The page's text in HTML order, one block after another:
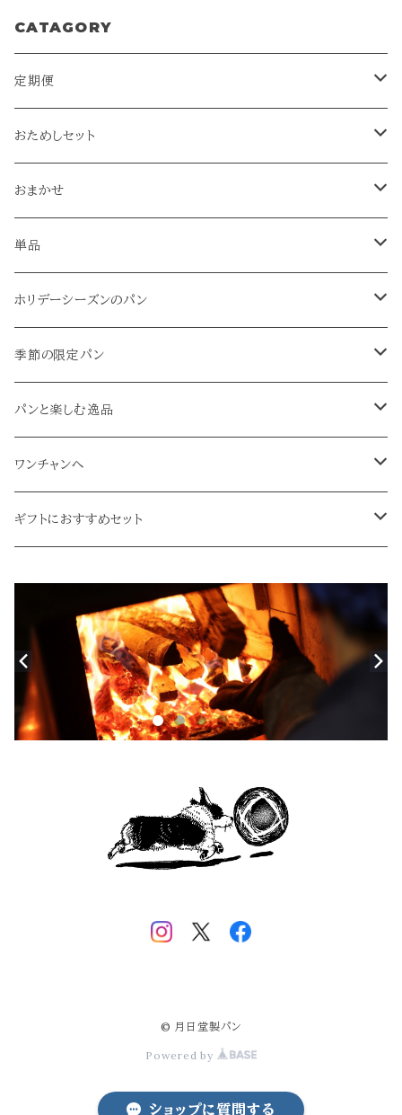
CATAGORY
定期便
がっぴの月イチ2500
がっぴの月イチ3500
がっぴの月イチ4500
がっぴの月イチ5500
がっぴの月イチ ずっとカンパーニュ大
がっぴの月イチ ずっとカンパーニュ小
おためしセット
がっぴの基本セット
おまかせ
がっぴのおまかせ2200
がっぴのおまかせ3300
がっぴのおまかせ4400
単品
ライ麦全粒粉と小麦全粒粉のパン
カンパーニュ大
カンパーニュ小
小麦全粒粉のパン
ブロン
スペルト
乳製品と玉子も入ったパン
ブリオッシュ・ペイザンヌ
ライ麦全粒粉のパン
ホリデーシーズンのパン
シュトレン
パンデピス
季節の限定パン
レーズンとクルミのパン
ビターチョコといよかんピールのパン
ライ麦とフルーツのパン
パンと楽しむ逸品
パンのグッズ
月日堂オリジナルイラストグッズ
ワンチャンへ
飼い主さんと愛犬が一緒に食べられるおやつ
ギフトにおすすめセット
パンとハムセット
© 月日堂製パン
Powered by
ショップに質問する